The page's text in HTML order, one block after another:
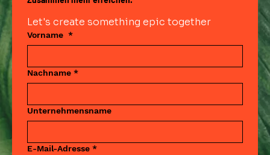
Let's create something epic together
Vorname *
Nachname *
Unternehmensname
E-Mail-Adresse *